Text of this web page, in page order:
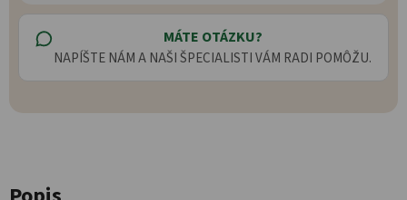
MÁTE OTÁZKU?
NAPÍŠTE NÁM A NAŠI ŠPECIALISTI VÁM RADI POMÔŽU.